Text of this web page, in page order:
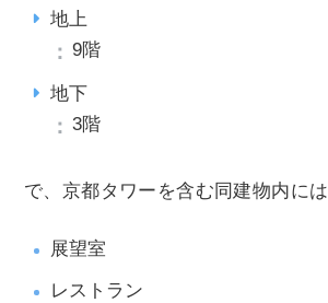
地上
9階
地下
3階
で、京都タワーを含む同建物内には
展望室
レストラン